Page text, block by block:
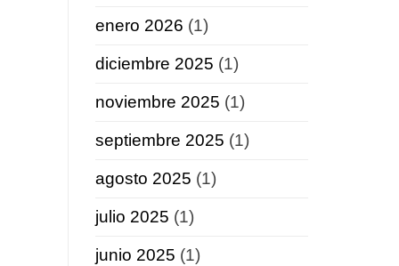
enero 2026 (1)
diciembre 2025 (1)
noviembre 2025 (1)
septiembre 2025 (1)
agosto 2025 (1)
julio 2025 (1)
junio 2025 (1)